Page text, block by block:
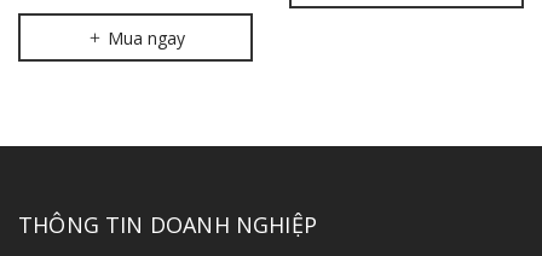
Mua ngay
THÔNG TIN DOANH NGHIỆP